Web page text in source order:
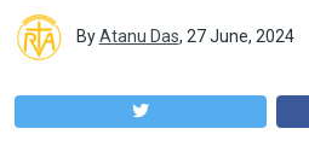
ByAtanu Das, 27 June, 2024